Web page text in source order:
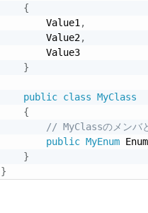
{
        Value1
,
        Value2
,
        Value3
}
public class MyClass
{
// MyClassのメンバと
public MyEnum
}
}